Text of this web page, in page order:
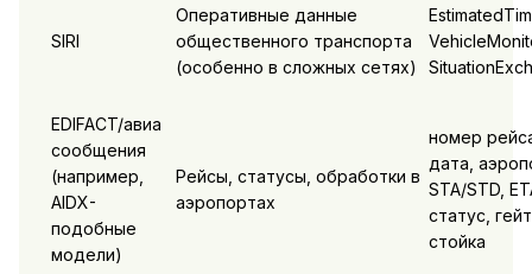
SIRI
Оперативные данные
общественного транспорта
(особенно в сложных сетях)
EDIFACT/авиа
сообщения
(например,
AIDX-
подобные
модели)
Рейсы, статусы, обработки в
аэропортах
номер
дата,
STA/STD,
статус,
стойка